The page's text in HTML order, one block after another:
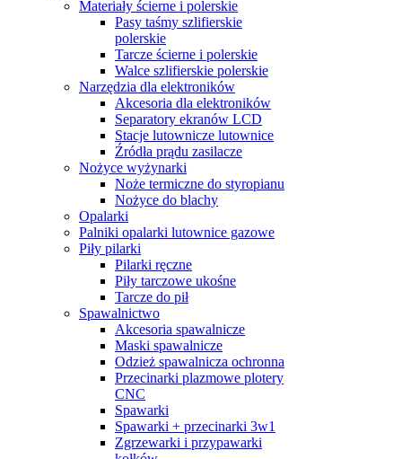
Materiały ścierne i polerskie
Pasy taśmy szlifierskie
polerskie
Tarcze ścierne i polerskie
Walce szlifierskie polerskie
Narzędzia dla elektroników
Akcesoria dla elektroników
Separatory ekranów LCD
Stacje lutownicze lutownice
Źródła prądu zasilacze
Nożyce wyżynarki
Noże termiczne do styropianu
Nożyce do blachy
Opalarki
Palniki opalarki lutownice gazowe
Piły pilarki
Pilarki ręczne
Piły tarczowe ukośne
Tarcze do pił
Spawalnictwo
Akcesoria spawalnicze
Maski spawalnicze
Odzież spawalnicza ochronna
Przecinarki plazmowe plotery
CNC
Spawarki
Spawarki + przecinarki 3w1
Zgrzewarki i przypawarki